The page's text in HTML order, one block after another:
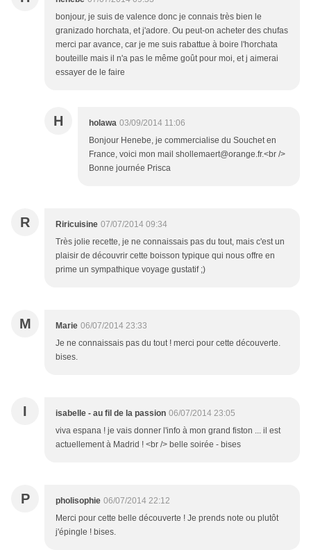
bonjour, je suis de valence donc je connais très bien le
granizado horchata, et j'adore. Ou peut-on acheter des chufas
merci par avance, car je me suis rabattue à boire l'horchata
bouteille mais il n'a pas le même goût pour moi, et j aimerai
essayer de le faire
H holawa 03/09/2014 11:06
Bonjour Henebe, je commercialise du Souchet en
France, voici mon mail shollemaert@orange.fr.<br />
Bonne journée Prisca
R Riricuisine 07/07/2014 09:34
Très jolie recette, je ne connaissais pas du tout, mais c'est un
plaisir de découvrir cette boisson typique qui nous offre en
prime un sympathique voyage gustatif ;)
M Marie 06/07/2014 23:33
Je ne connaissais pas du tout ! merci pour cette découverte.
bises.
I isabelle - au fil de la passion 06/07/2014 23:05
viva espana ! je vais donner l'info à mon grand fiston ... il est
actuellement à Madrid ! <br /> belle soirée - bises
P pholisophie 06/07/2014 22:12
Merci pour cette belle découverte ! Je prends note ou plutôt
j'épingle ! bises.